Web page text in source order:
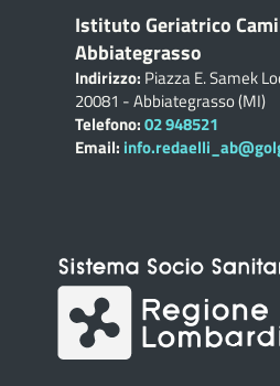
Istituto Geriatrico
Abbiategrasso
Indirizzo: Piazza E. Samek
20081 - Abbiategrasso (MI)
Telefono:02 948521
Email: